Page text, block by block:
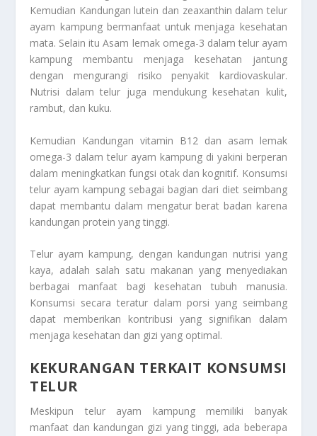
Kemudian Kandungan lutein dan zeaxanthin dalam telur
ayam kampung bermanfaat untuk menjaga kesehatan
mata. Selain itu Asam lemak omega-3 dalam telur ayam
kampung membantu menjaga kesehatan jantung
dengan mengurangi risiko penyakit kardiovaskular.
Nutrisi dalam telur juga mendukung kesehatan kulit,
rambut, dan kuku.
Kemudian Kandungan vitamin B12 dan asam lemak
omega-3 dalam telur ayam kampung di yakini berperan
dalam meningkatkan fungsi otak dan kognitif. Konsumsi
telur ayam kampung sebagai bagian dari diet seimbang
dapat membantu dalam mengatur berat badan karena
kandungan protein yang tinggi.
Telur ayam kampung, dengan kandungan nutrisi yang
kaya, adalah salah satu makanan yang menyediakan
berbagai manfaat bagi kesehatan tubuh manusia.
Konsumsi secara teratur dalam porsi yang seimbang
dapat memberikan kontribusi yang signifikan dalam
menjaga kesehatan dan gizi yang optimal.
KEKURANGAN TERKAIT KONSUMSI
TELUR
Meskipun telur ayam kampung memiliki banyak
manfaat dan kandungan gizi yang tinggi, ada beberapa